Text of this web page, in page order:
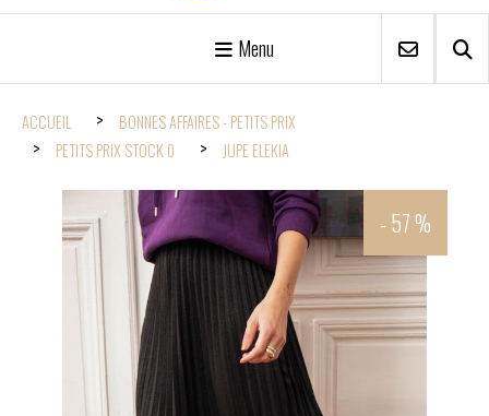
Menu
ACCUEIL
BONNES AFFAIRES - PETITS PRIX
PETITS PRIX STOCK 0
JUPE ELEKIA
- 57 %